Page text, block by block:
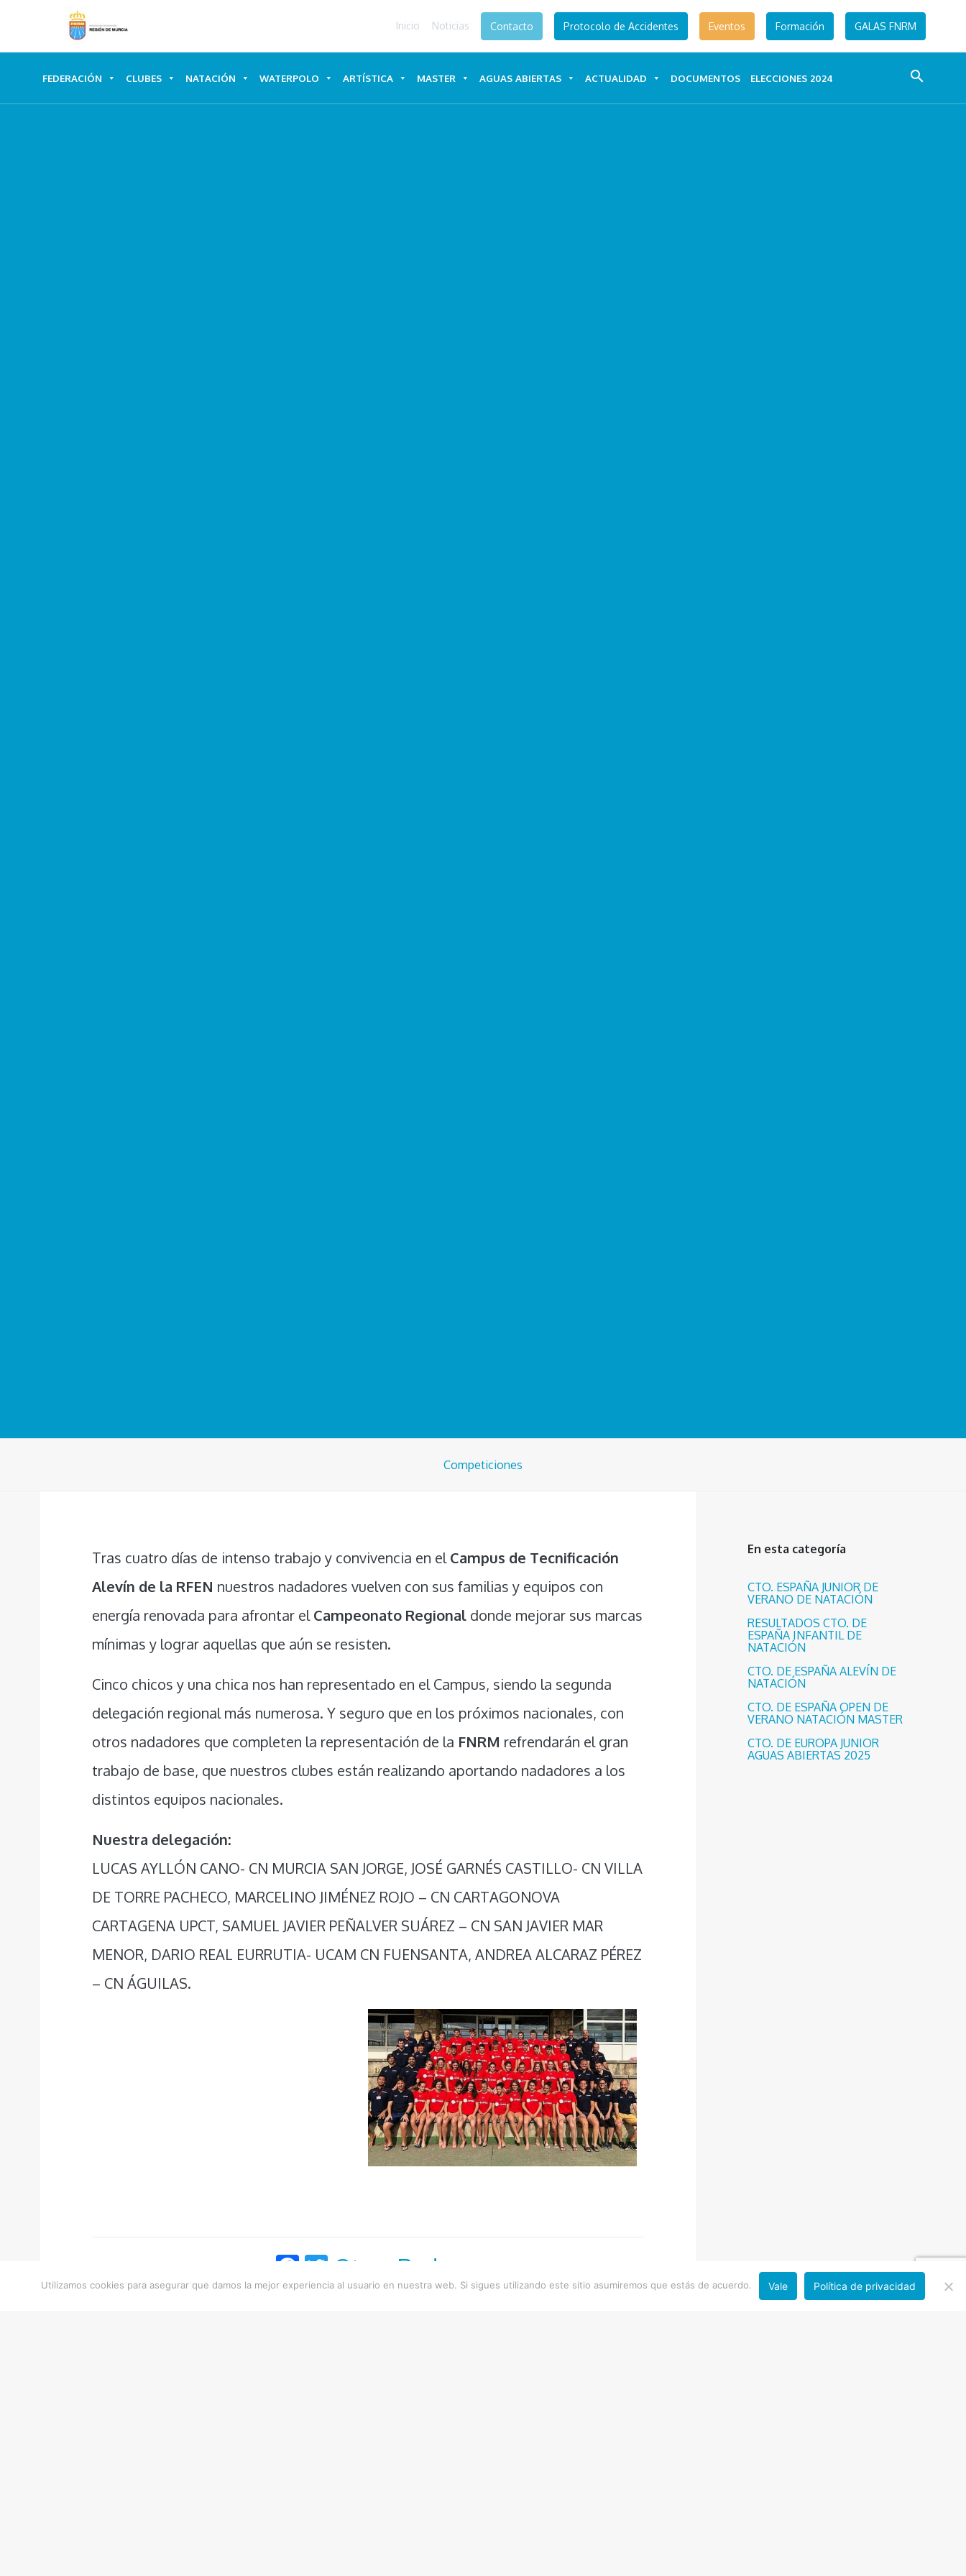
Inicio Noticias Contacto Protocolo de Accidentes Eventos Formación GALAS FNRM
FEDERACIÓN CLUBES NATACIÓN WATERPOLO ARTÍSTICA MASTER AGUAS ABIERTAS ACTUALIDAD DOCUMENTOS ELECCIONES 2024 search
Competiciones
Tras cuatro días de intenso trabajo y convivencia en elCampus de Tecnificación
Alevín de la RFEN nuestros nadadores vuelven con sus familias y equipos con
energía renovada para afrontar elCampeonato Regional donde mejorar sus marcas
mínimas y lograr aquellas que aún se resisten.
Cinco chicos y una chica nos han representado en el Campus, siendo la segunda
delegación regional más numerosa. Y seguro que en los próximos nacionales, con
otros nadadores que completen la representación de la FNRM refrendarán el gran
trabajo de base, que nuestros clubes están realizando aportando nadadores a los
distintos equipos nacionales.
Nuestra delegación:
LUCAS AYLLÓN CANO- CN MURCIA SAN JORGE, JOSÉ GARNÉS CASTILLO- CN VILLA
DE TORRE PACHECO, MARCELINO JIMÉNEZ ROJO – CN CARTAGONOVA
CARTAGENA UPCT, SAMUEL JAVIER PEÑALVER SUÁREZ – CN SAN JAVIER MAR
MENOR, DARIO REAL EURRUTIA- UCAM CN FUENSANTA, ANDREA ALCARAZ PÉREZ
– CN ÁGUILAS.
Facebook
Twitter
Otras Redes
En esta categoría
CTO. ESPAÑA JUNIOR DE
VERANO DE NATACIÓN
RESULTADOS CTO. DE
ESPAÑA INFANTIL DE
NATACIÓN
CTO. DE ESPAÑA ALEVÍN DE
NATACIÓN
CTO. DE ESPAÑA OPEN DE
VERANO NATACIÓN MASTER
CTO. DE EUROPA JUNIOR
AGUAS ABIERTAS 2025
Utilizamos cookies para asegurar que damos la mejor experiencia al usuario en nuestra web. Si sigues utilizando este sitio asumiremos que estás de acuerdo. Vale Política de privacidad